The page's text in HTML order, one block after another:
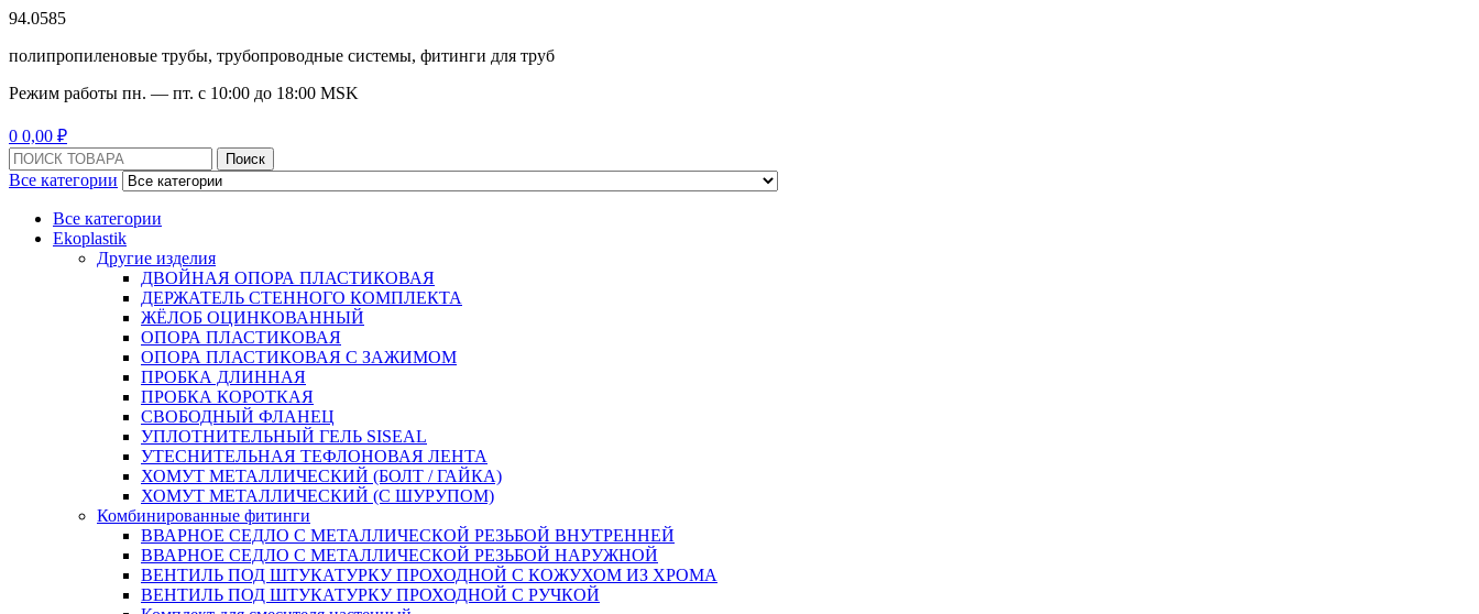
94.0585
полипропиленовые трубы, трубопроводные системы, фитинги для труб
Режим работы пн. — пт. с 10:00 до 18:00 MSK
0 0,00 ₽
Поиск:
Поиск
Все категории
Все категории
Ekoplastik
Другие изделия
ДВОЙНАЯ ОПОРА ПЛАСТИКОВАЯ
ДЕРЖАТЕЛЬ СТЕННОГО КОМПЛЕКТА
ЖЁЛОБ ОЦИНКОВАННЫЙ
ОПОРА ПЛАСТИКОВАЯ
ОПОРА ПЛАСТИКОВАЯ С ЗАЖИМОМ
ПРОБКА ДЛИННАЯ
ПРОБКА КОРОТКАЯ
СВОБОДНЫЙ ФЛАНЕЦ
УПЛОТНИТЕЛЬНЫЙ ГЕЛЬ SISEAL
УТЕСНИТЕЛЬНАЯ ТЕФЛОНОВАЯ ЛЕНТА
ХОМУТ МЕТАЛЛИЧЕСКИЙ (БОЛТ / ГАЙКА)
ХОМУТ МЕТАЛЛИЧЕСКИЙ (С ШУРУПОМ)
Комбинированные фитинги
ВВАРНОЕ СЕДЛО С МЕТАЛЛИЧЕСКОЙ РЕЗЬБОЙ ВНУТРЕННЕЙ
ВВАРНОЕ СЕДЛО С МЕТАЛЛИЧЕСКОЙ РЕЗЬБОЙ НАРУЖНОЙ
ВЕНТИЛЬ ПОД ШТУКАТУРКУ ПРОХОДНОЙ С КОЖУХОМ ИЗ ХРОМА
ВЕНТИЛЬ ПОД ШТУКАТУРКУ ПРОХОДНОЙ С РУЧКОЙ